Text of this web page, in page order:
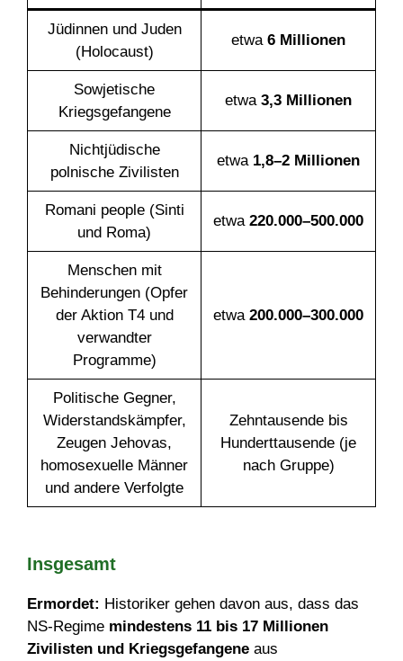
Jüdinnen und Juden
(Holocaust)
etwa 6 Millionen
Sowjetische
Kriegsgefangene
etwa 3,3 Millionen
Nichtjüdische
polnische Zivilisten
etwa 1,8–2 Millionen
Romani people (Sinti
und Roma)
etwa 220.000–500.000
Menschen mit
Behinderungen (Opfer
der Aktion T4 und
verwandter
Programme)
etwa 200.000–300.000
Politische Gegner,
Widerstandskämpfer,
Zeugen Jehovas,
homosexuelle Männer
und andere Verfolgte
Zehntausende bis
Hunderttausende (je
nach Gruppe)
Insgesamt
Ermordet: Historiker gehen davon aus, dass das
NS-Regime mindestens 11 bis 17 Millionen
Zivilisten und Kriegsgefangene aus